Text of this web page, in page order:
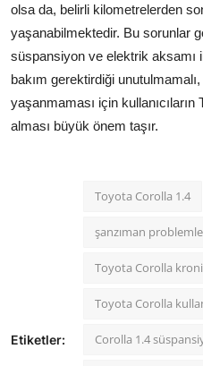
olsa da, belirli kilometrelerden
yaşanabilmektedir. Bu sorunlar
süspansiyon ve elektrik aksamı
bakım gerektirdiği
yaşanmaması için
alması büyük önem taşır.
Etiketler:
Toyota Corolla 1.4
şanzıman
Toyota Corolla
Toyota Corolla
Corolla 1.4